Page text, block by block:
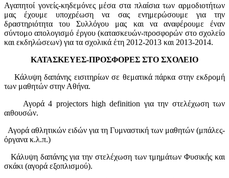
Αγαπητοί γονείς-κηδεμόνες μέσα στα πλαίσια των αρμοδιοτήτων
μας έχουμε υποχρέωση να σας ενημερώσουμε για την
δραστηριότητα του Συλλόγου μας και να αναφέρουμε έναν
σύντομο απολογισμό έργου (κατασκευών-προσφορών στο σχολείο
και εκδηλώσεων) για τα σχολικά έτη 2012-2013 και 2013-2014.
ΚΑΤΑΣΚΕΥΕΣ-ΠΡΟΣΦΟΡΕΣ ΣΤΟ ΣΧΟΛΕΙΟ
Κάλυψη δαπάνης εισιτηρίων σε θεματικά πάρκα στην εκδρομή
των μαθητών στην Αθήνα.
Αγορά 4 projectors high definition για την στελέχωση των
αιθουσών.
Αγορά αθλητικών ειδών για τη Γυμναστική των μαθητών (μπάλες-
όργανα κ.λ.π.)
Κάλυψη δαπάνης για την στελέχωση των τμημάτων Φυσικής και
σκάκι (αγορά εξοπλισμού).